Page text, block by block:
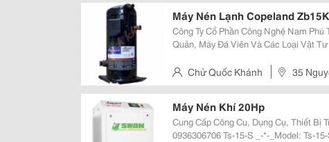
Máy Nén Lạnh Copeland
Công Ty Cổ Phần Công Nghệ Nam
Quản, Máy Đá Viên Và Các Loại Vật Tư
Bằ
Chử Quốc Khánh 35
Máy Nén Khí 20Hp
Cung Cấp Công Cu, Dụng Cụ, Thiết Bị
0936306706 Ts-15-S _-*-_Model: Ts-15-S_380V_-*-_ Model Mô-Tơ (Hp) Áp Lực